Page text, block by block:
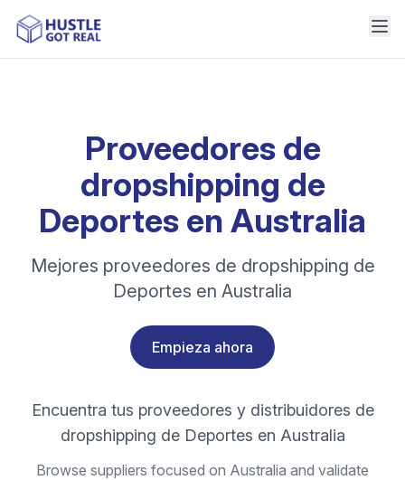
Proveedores de
dropshipping de
Deportes en Australia
Mejores proveedores de dropshipping de
Deportes en Australia
Empieza ahora
Encuentra tus proveedores y distribuidores de
dropshipping de Deportes en Australia
Browse suppliers focused on Australia and validate